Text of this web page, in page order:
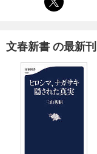
文春新書 の最新刊